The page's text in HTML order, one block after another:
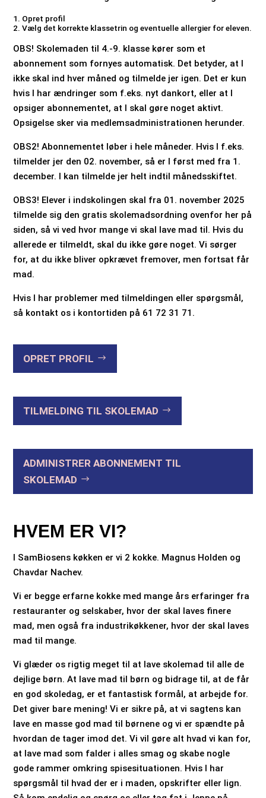
Opret profil
Vælg det korrekte klassetrin og eventuelle allergier for eleven.
OBS! Skolemaden til 4.-9. klasse kører som et
abonnement som fornyes automatisk. Det betyder, at I
ikke skal ind hver måned og tilmelde jer igen. Det er kun
hvis I har ændringer som f.eks. nyt dankort, eller at I
opsiger abonnementet, at I skal gøre noget aktivt.
Opsigelse sker via medlemsadministrationen herunder.
OBS2! Abonnementet løber i hele måneder. Hvis I f.eks.
tilmelder jer den 02. november, så er I først med fra 1.
december. I kan tilmelde jer helt indtil månedsskiftet.
OBS3! Elever i indskolingen skal fra 01. november 2025
tilmelde sig den gratis skolemadsordning ovenfor her på
siden, så vi ved hvor mange vi skal lave mad til. Hvis du
allerede er tilmeldt, skal du ikke gøre noget. Vi sørger
for, at du ikke bliver opkrævet fremover, men fortsat får
mad.
Hvis I har problemer med tilmeldingen eller spørgsmål,
så kontakt os i kontortiden på 61 72 31 71.
OPRET PROFIL
TILMELDING TIL SKOLEMAD
ADMINISTRER ABONNEMENT TIL
SKOLEMAD
HVEM ER VI?
I SamBiosens køkken er vi 2 kokke. Magnus Holden og
Chavdar Nachev.
Vi er begge erfarne kokke med mange års erfaringer fra
restauranter og selskaber, hvor der skal laves finere
mad, men også fra industrikøkkener, hvor der skal laves
mad til mange.
Vi glæder os rigtig meget til at lave skolemad til alle de
dejlige børn. At lave mad til børn og bidrage til, at de får
en god skoledag, er et fantastisk formål, at arbejde for.
Det giver bare mening! Vi er sikre på, at vi sagtens kan
lave en masse god mad til børnene og vi er spændte på
hvordan de tager imod det. Vi vil gøre alt hvad vi kan for,
at lave mad som falder i alles smag og skabe nogle
gode rammer omkring spisesituationen. Hvis I har
spørgsmål til hvad der er i maden, opskrifter eller lign.